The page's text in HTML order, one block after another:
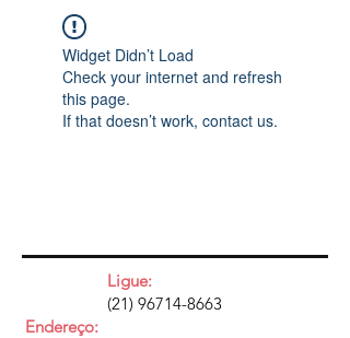
Widget Didn’t Load
Check your internet and refresh
this page.
If that doesn’t work, contact us.
Ligue:
(21) 96714-8663
Endereço: